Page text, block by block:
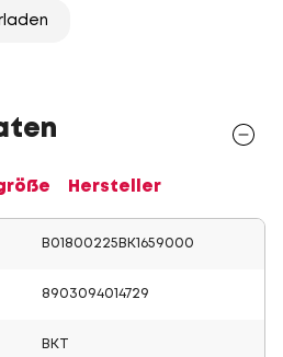
Hersteller
B01800225BK1659000
8903094014729
BKT